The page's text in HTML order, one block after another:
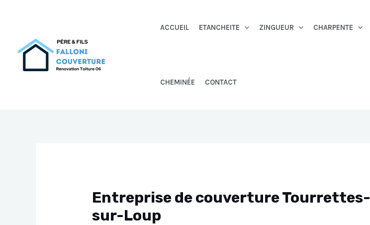
ACCUEIL ETANCHEITE ZINGUEUR CHARPENTE
CHEMINÉE CONTACT
Entreprise de couverture Tourrettes-
sur-Loup